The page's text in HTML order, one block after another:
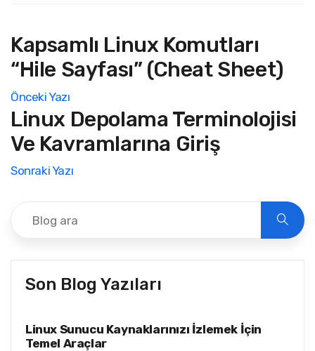
Kapsamlı Linux Komutları
“Hile Sayfası” (Cheat Sheet)
Önceki Yazı
Linux Depolama Terminolojisi
Ve Kavramlarına Giriş
Sonraki Yazı
Son Blog Yazıları
Linux Sunucu Kaynaklarınızı İzlemek İçin
Temel Araçlar